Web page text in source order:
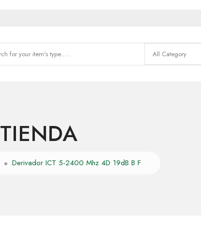
TIENDA
Derivador ICT 5-2400 Mhz 4D 19dB B F